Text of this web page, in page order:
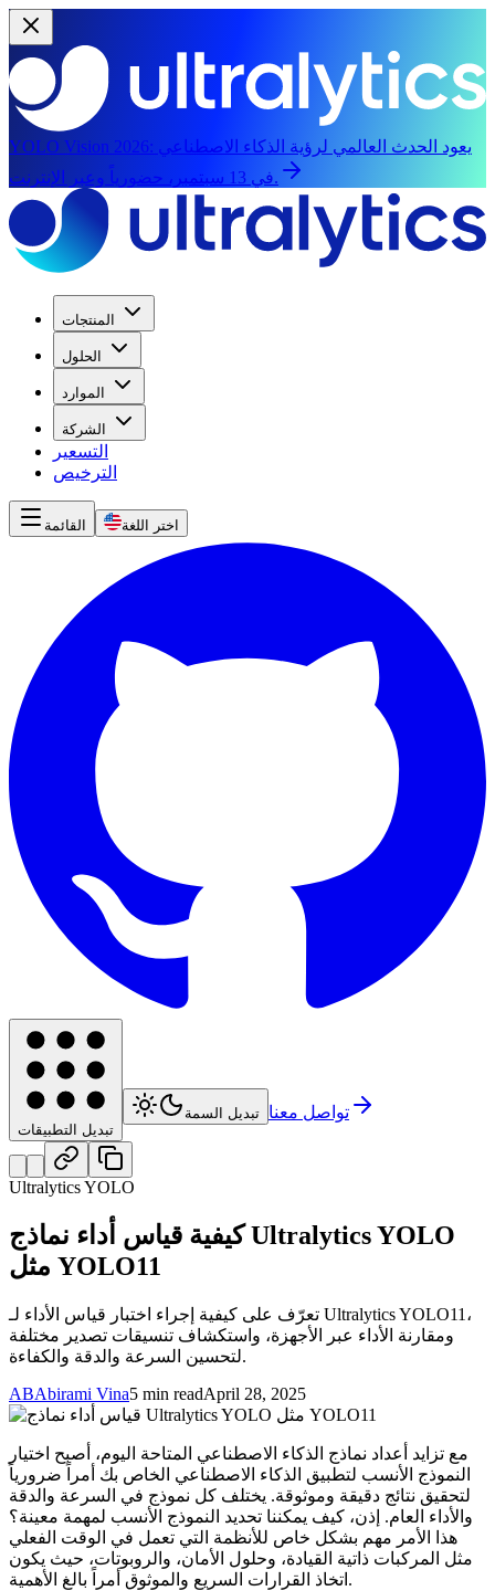
YOLO Vision 2026: يعود الحدث العالمي لرؤية الذكاء الاصطناعي
في 13 سبتمبر، حضورياً وعبر الإنترنت.
المنتجات
الحلول
الموارد
الشركة
التسعير
الترخيص
القائمة اختر اللغة
تبديل التطبيقات
تبديل السمة تواصل معنا
Ultralytics YOLO
كيفية قياس أداء نماذج Ultralytics YOLO
مثل YOLO11
تعرّف على كيفية إجراء اختبار قياس الأداء لـ Ultralytics YOLO11،
ومقارنة الأداء عبر الأجهزة، واستكشاف تنسيقات تصدير مختلفة
لتحسين السرعة والدقة والكفاءة.
ABAbirami Vina5 min readApril 28, 2025
مع تزايد أعداد نماذج الذكاء الاصطناعي المتاحة اليوم، أصبح اختيار
النموذج الأنسب لتطبيق الذكاء الاصطناعي الخاص بك أمراً ضرورياً
لتحقيق نتائج دقيقة وموثوقة. يختلف كل نموذج في السرعة والدقة
والأداء العام. إذن، كيف يمكننا تحديد النموذج الأنسب لمهمة معينة؟
هذا الأمر مهم بشكل خاص للأنظمة التي تعمل في الوقت الفعلي
مثل المركبات ذاتية القيادة، وحلول الأمان، والروبوتات، حيث يكون
اتخاذ القرارات السريع والموثوق أمراً بالغ الأهمية.